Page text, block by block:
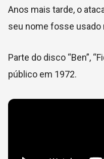
Anos mais tarde, o
seu nome fosse usado
Parte do disco “Ben”,
público em 1972.